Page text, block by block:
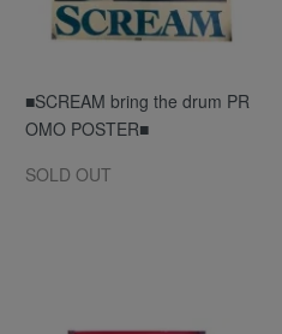
■SCREAM bring the drum PR
OMO POSTER■
SOLD OUT